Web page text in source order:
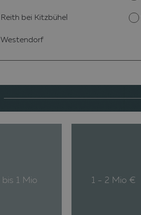
Reith bei Kitzbühel
Westendorf
bis 1 Mio 1 - 2 Mio €